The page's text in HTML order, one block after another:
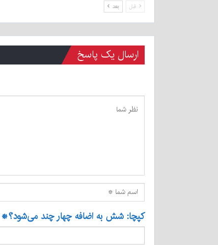
قبل بعد
ارسال یک پاسخ
کپچا: شش به اضافه چهار چند می‌شود؟*